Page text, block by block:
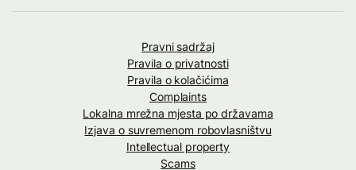
Pravni sadržaj
Pravila o privatnosti
Pravila o kolačićima
Complaints
Lokalna mrežna mjesta po državama
Izjava o suvremenom robovlasništvu
Intellectual property
Scams